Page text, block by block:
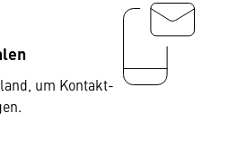
um Kontakt-